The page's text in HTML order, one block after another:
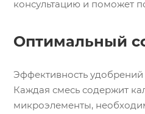
консультацию и поможет
Оптимальный
Эффективность
Каждая смесь содержит
микроэлементы,